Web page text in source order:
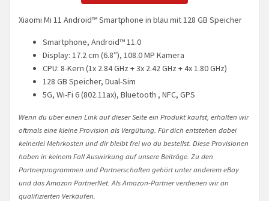
Xiaomi Mi 11 Android™ Smartphone in blau mit 128 GB Speicher
Smartphone, Android™ 11.0
Display: 17.2 cm (6.8″), 108.0 MP Kamera
CPU: 8-Kern (1x 2.84 GHz + 3x 2.42 GHz + 4x 1.80 GHz)
128 GB Speicher, Dual-Sim
5G, Wi-Fi 6 (802.11ax), Bluetooth , NFC, GPS
Wenn du über einen Link auf dieser Seite ein Produkt kaufst, erhalten wir
oftmals eine kleine Provision als Vergütung. Für dich entstehen dabei
keinerlei Mehrkosten und dir bleibt frei wo du bestellst. Diese Provisionen
haben in keinem Fall Auswirkung auf unsere Beiträge. Zu den
Partnerprogrammen und Partnerschaften gehört unter anderem eBay
und das Amazon PartnerNet. Als Amazon-Partner verdienen wir an
qualifizierten Verkäufen.